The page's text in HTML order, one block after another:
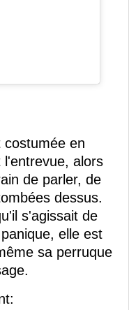
costumée en
alors
de parler, de
dessus.
s'agissait de
elle est
sa perruque